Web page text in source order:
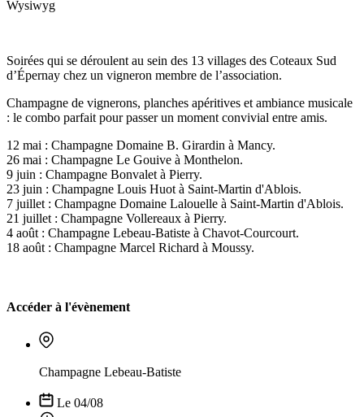
Wysiwyg
Soirées qui se déroulent au sein des 13 villages des Coteaux Sud
d’Épernay chez un vigneron membre de l’association.
Champagne de vignerons, planches apéritives et ambiance musicale
: le combo parfait pour passer un moment convivial entre amis.
12 mai : Champagne Domaine B. Girardin à Mancy.
26 mai : Champagne Le Gouive à Monthelon.
9 juin : Champagne Bonvalet à Pierry.
23 juin : Champagne Louis Huot à Saint-Martin d'Ablois.
7 juillet : Champagne Domaine Lalouelle à Saint-Martin d'Ablois.
21 juillet : Champagne Vollereaux à Pierry.
4 août : Champagne Lebeau-Batiste à Chavot-Courcourt.
18 août : Champagne Marcel Richard à Moussy.
Accéder à l'évènement
Champagne Lebeau-Batiste
Le 04/08